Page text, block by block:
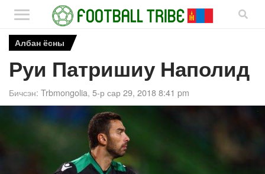
Албан ёсны
Руи Патришиу Наполид
Бичсэн: Trbmongolia, 5-р сар 29, 2018 8:41 pm